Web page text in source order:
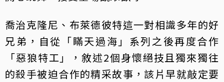
喬治克隆尼、布萊德彼特這一對相識多年的好
兄弟，自從「瞞天過海」系列之後再度合作
「惡狼特工」，敘述2個身懷絕技且獨來獨往
的殺手被迫合作的精采故事，該片早就敲定要